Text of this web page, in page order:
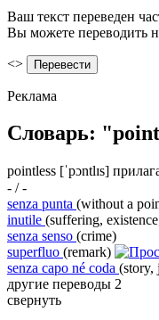
Ваш текст переведен
Вы можете переводить
<>
Реклама
Словарь:
pointless [ˈpɔntlɪs]
- / -
senza punta (without a
inutile (suffering,
senza senso (crime)
superfluo (remark)
senza capo né coda (story,
другие переводы 2
свернуть